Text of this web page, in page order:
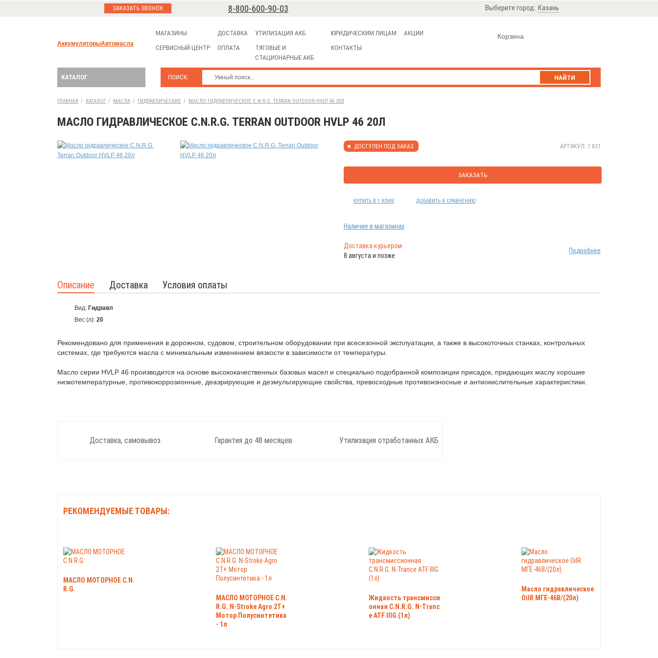
ЗАКАЗАТЬ ЗВОНОК 8-800-600-90-03 Выберите город: Казань
АккумуляторыАвтомасла
Корзина
МАГАЗИНЫ
СЕРВИСНЫЙ ЦЕНТР
ДОСТАВКА
ОПЛАТА
УТИЛИЗАЦИЯ АКБ
ТЯГОВЫЕ И
СТАЦИОНАРНЫЕ АКБ
ЮРИДИЧЕСКИМ ЛИЦАМ
КОНТАКТЫ
АКЦИИ
ПОИСК: НАЙТИ
КАТАЛОГ
ГЛАВНАЯ / КАТАЛОГ / МАСЛА / ГИДРАВЛИЧЕСКИЕ / МАСЛО ГИДРАВЛИЧЕСКОЕ C.N.R.G. TERRAN OUTDOOR HVLP 46 20Л
МАСЛО ГИДРАВЛИЧЕСКОЕ C.N.R.G. TERRAN OUTDOOR HVLP 46 20Л
ДОСТУПЕН ПОД ЗАКАЗ АРТИКУЛ: 7 831
ЗАКАЗАТЬ
КУПИТЬ В 1 КЛИК ДОБАВИТЬ К СРАВНЕНИЮ
Наличие в магазинах
Доставка курьером
8 августа и позже
Подробнее
Описание Доставка Условия оплаты
Вид: Гидравл
Вес (л): 20
Рекомендовано для применения в дорожном, судовом, строительном оборудовании при всесезонной эксплуатации, а также в высокоточных станках, контрольных
системах, где требуются масла с минимальным изменением вязкости в зависимости от температуры.
Масло серии HVLP 46 производится на основе высококачественных базовых масел и специально подобранной композиции присадок, придающих маслу хорошие
низкотемпературные, противокоррозионные, деаэрирующие и деэмульгирующие свойства, превосходные противоизносные и антиокислительные характеристики.
Доставка, самовывоз Гарантия до 48 месяцев Утилизация отработанных АКБ
РЕКОМЕНДУЕМЫЕ ТОВАРЫ:
МАСЛО МОТОРНОЕ C.N.
R.G.
МАСЛО МОТОРНОЕ C.N.
R.G. N-Stroke Agro 2T+
Мотор Полусинтетика
- 1л
Жидкость трансмисси
онная C.N.R.G. N-Tranc
e ATF IIIG (1л)
Масло гидравлическое
OilR МГЕ-46В/(20л)